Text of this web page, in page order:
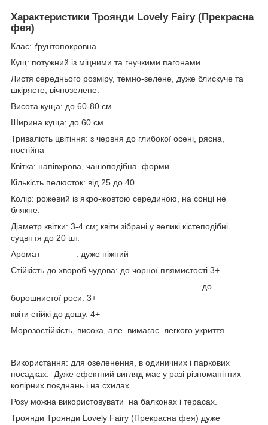
Характеристики Троянди Lovely Fairy (Прекрасна
фея)
Клас: ґрунтопокровна
Кущ: потужний із міцними та гнучкими пагонами.
Листя середнього розміру, темно-зелене, дуже блискуче та
шкірясте, вічнозелене.
Висота куща: до 60-80 см
Ширина куща: до 60 см
Тривалість цвітіння: з червня до глибокої осені, рясна,
постійна
Квітка: напівхрова, чашоподібна форми.
Кількість пелюсток: від 25 до 40
Колір: рожевий із якро-жовтою серединою, на сонці не
блякне.
Діаметр квітки: 3-4 см; квіти зібрані у великі кістеподібні
суцвіття до 20 шт.
Аромат : дуже ніжний
Стійкість до хвороб чудова: до чорної плямистості 3+
до
борошнистої роси: 3+
квіти стійкі до дощу. 4+
Морозостійкість, висока, але вимагає легкого укриття
Використання: для озеленення, в одиничних і паркових
посадках. Дуже ефектний вигляд має у разі різноманітних
колірних поєднань і на схилах.
Розу можна використовувати на балконах і терасах.
Троянди Троянди Lovely Fairy (Прекрасна фея) дуже